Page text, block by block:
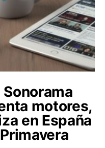
motores,
en España